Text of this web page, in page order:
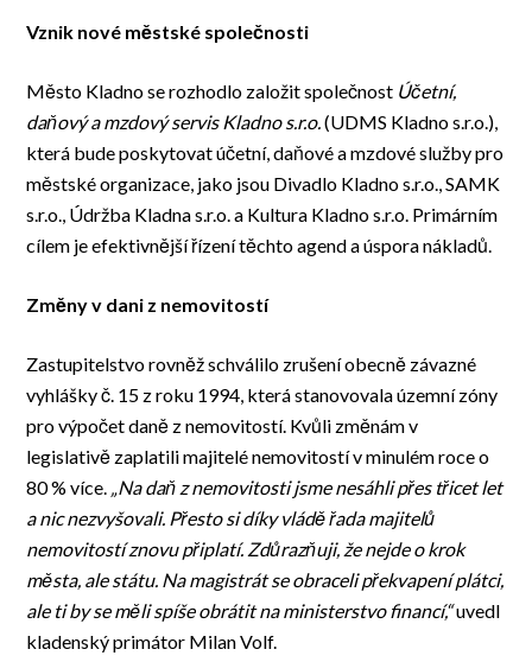
Vznik nové městské společnosti
Město Kladno se rozhodlo založit společnost Účetní,
daňový a mzdový servis Kladno s.r.o.(UDMS Kladno s.r.o.),
která bude poskytovat účetní, daňové a mzdové služby pro
městské organizace, jako jsou Divadlo Kladno s.r.o., SAMK
s.r.o., Údržba Kladna s.r.o. a Kultura Kladno s.r.o. Primárním
cílem je efektivnější řízení těchto agend a úspora nákladů.
Změny v dani z nemovitostí
Zastupitelstvo rovněž schválilo zrušení obecně závazné
vyhlášky č. 15 z roku 1994, která stanovovala územní zóny
pro výpočet daně z nemovitostí. Kvůli změnám v
legislativě zaplatili majitelé nemovitostí v minulém roce o
80 % více. „Na daň z nemovitosti jsme nesáhli přes třicet let
a nic nezvyšovali. Přesto si díky vládě řada majitelů
nemovitostí znovu připlatí. Zdůrazňuji, že nejde o krok
města, ale státu. Na magistrát se obraceli překvapení plátci,
ale ti by se měli spíše obrátit na ministerstvo financí,“uvedl
kladenský primátor Milan Volf.